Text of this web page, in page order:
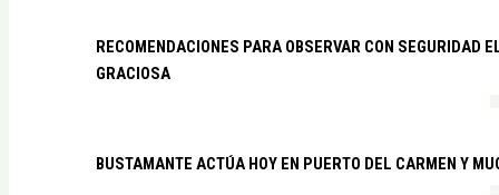
RECOMENDACIONES PARA OBSERVAR CON SEGURIDAD
GRACIOSA
BUSTAMANTE ACTÚA HOY EN PUERTO DEL CARMEN Y